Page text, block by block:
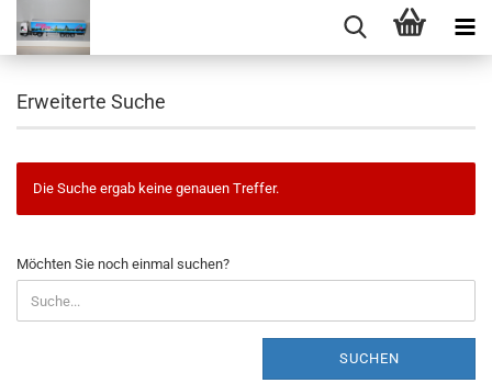
Erweiterte Suche
Die Suche ergab keine genauen Treffer.
MÖCHTEN
SIE
NOCH
EINMAL
Möchten Sie noch einmal suchen?
SUCHEN